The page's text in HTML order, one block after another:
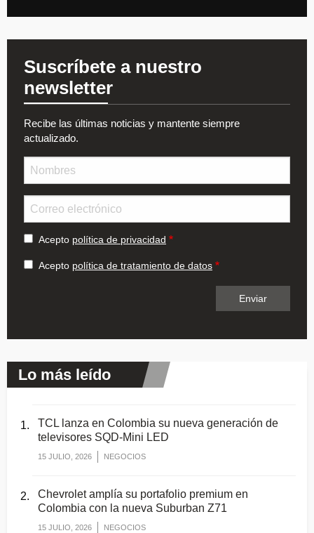
Suscríbete a nuestro
newsletter
Recibe las últimas noticias y mantente siempre
actualizado.
Acepto política de privacidad
Acepto política de tratamiento de datos
Lo más leído
TCL lanza en Colombia su nueva generación de
televisores SQD-Mini LED
15 JULIO, 2026 NEGOCIOS
Chevrolet amplía su portafolio premium en
Colombia con la nueva Suburban Z71
15 JULIO, 2026 NEGOCIOS